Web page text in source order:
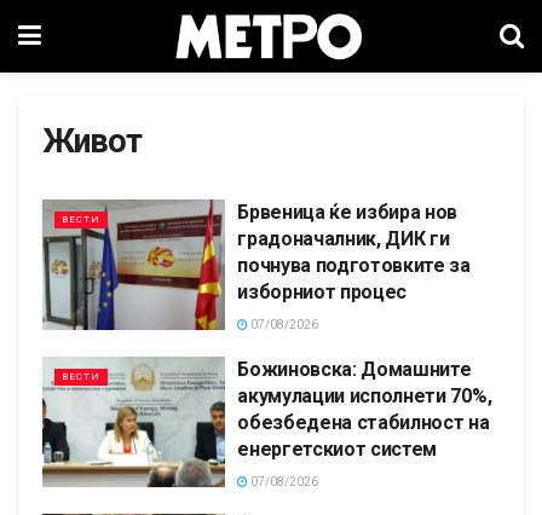
Живот
ВЕСТИ
Брвеница ќе избира нов
градоначалник, ДИК ги
почнува подготовките за
изборниот процес
07/08/2026
ВЕСТИ
Божиновска: Домашните
акумулации исполнети 70%,
обезбедена стабилност на
енергетскиот систем
07/08/2026